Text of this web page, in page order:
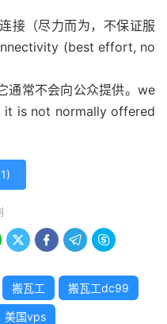
接（尽力而为，不保证服
(best effort, no
通常不会向公众提供。we
it is not normally offered
1)
   
搬瓦工 搬瓦工dc99
美国vps